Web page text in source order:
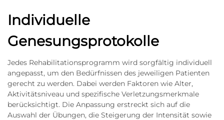
Individuelle
Genesungsprotokolle
Jedes Rehabilitationsprogramm wird sorgfältig individuell
angepasst, um den Bedürfnissen des jeweiligen Patienten
gerecht zu werden. Dabei werden Faktoren wie Alter,
Aktivitätsniveau und spezifische Verletzungsmerkmale
berücksichtigt. Die Anpassung erstreckt sich auf die
Auswahl der Übungen, die Steigerung der Intensität sowie